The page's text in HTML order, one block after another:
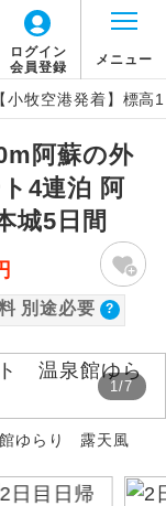
ログイン
会員登録
メニュー
【小牧空港発着】標
阿蘇の外
4連泊 阿
城5日間
別途必要
1/7
ゆらり 露天風
含まれてお
なります。
220円
ら復路到着空港
。
ら最終日出発空港
行します。
車内での観光案内
です。